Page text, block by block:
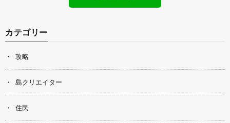
カテゴリー
攻略
島クリエイター
住民